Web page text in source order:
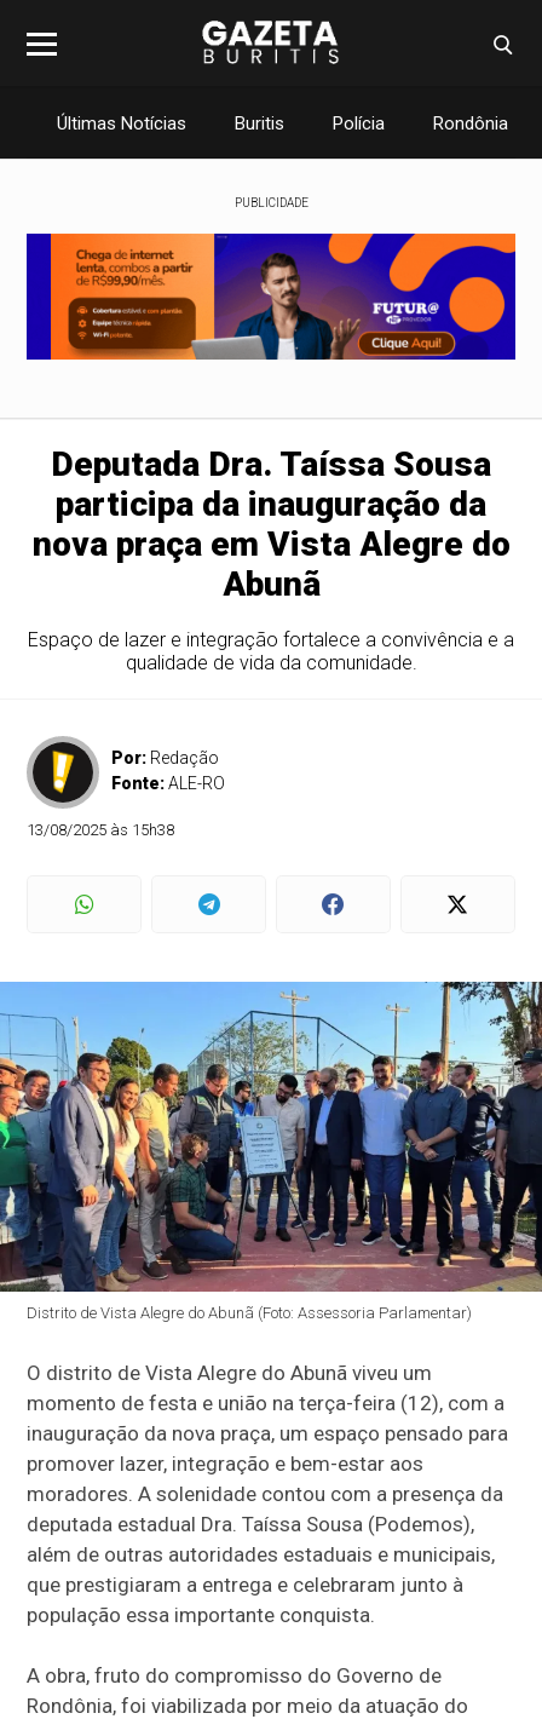
Últimas Notícias Buritis Polícia Rondônia
PUBLICIDADE
Deputada Dra. Taíssa Sousa
participa da inauguração da
nova praça em Vista Alegre do
Abunã
Espaço de lazer e integração fortalece a convivência e a
qualidade de vida da comunidade.
Por: Redação
Fonte:ALE-RO
13/08/2025 às 15h38
Distrito de Vista Alegre do Abunã (Foto: Assessoria Parlamentar)
O distrito de Vista Alegre do Abunã viveu um
momento de festa e união na terça-feira (12), com a
inauguração da nova praça, um espaço pensado para
promover lazer, integração e bem-estar aos
moradores. A solenidade contou com a presença da
deputada estadual Dra. Taíssa Sousa (Podemos),
além de outras autoridades estaduais e municipais,
que prestigiaram a entrega e celebraram junto à
população essa importante conquista.
A obra, fruto do compromisso do Governo de
Rondônia, foi viabilizada por meio da atuação do